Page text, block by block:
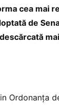
cea mai
de
Ordonanţa